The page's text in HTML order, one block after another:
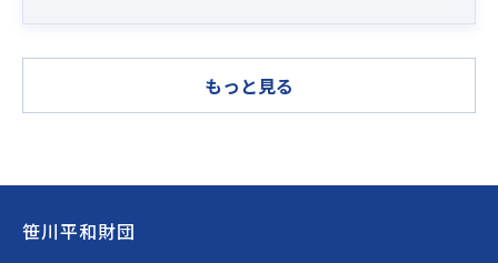
もっと見る
Footer
笹川平和財団